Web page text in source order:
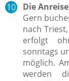
Die
Gern
nach
erfolgt
sonntags
möglich.
werden